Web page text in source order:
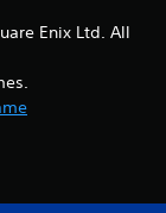
Enix Ltd. All